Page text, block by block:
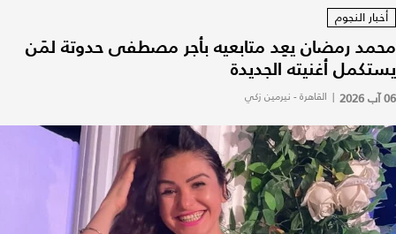
أخبار النجوم
محمد رمضان يعِد متابعيه بأجر مصطفى حدوتة لمَن
يستكمل أغنيته الجديدة
06 آب 2026 | القاهرة - نيرمين زكي